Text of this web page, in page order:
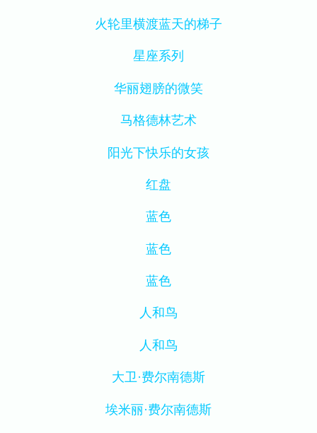
火轮里横渡蓝天的梯子
星座系列
华丽翅膀的微笑
马格德林艺术
阳光下快乐的女孩
红盘
蓝色
蓝色
蓝色
人和鸟
人和鸟
大卫·费尔南德斯
埃米丽·费尔南德斯